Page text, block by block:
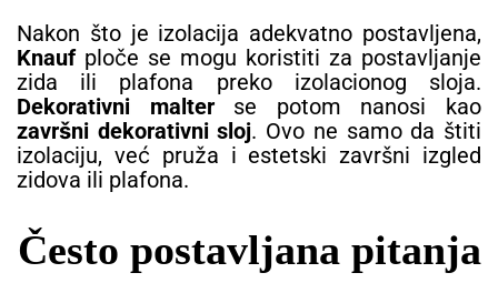
Nakon što je izolacija adekvatno postavljena,
Knaufploče se mogu koristiti za postavljanje
zida ili plafona preko izolacionog sloja.
Dekorativni malterse potom nanosi kao
završni dekorativni sloj. Ovo ne samo da štiti
izolaciju, već pruža i estetski završni izgled
zidova ili plafona.
Često postavljana pitanja